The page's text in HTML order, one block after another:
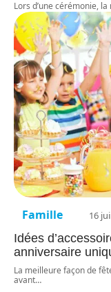
Lors d’une cérémonie,
Famille 16
Idées
anniversaire
La meilleure façon de
avant…